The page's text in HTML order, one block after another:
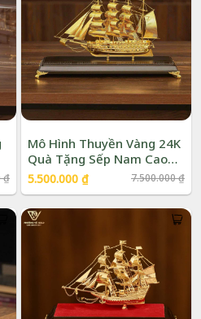
₫
Mô Hình Thuyền Vàng 24K
Quà Tặng Sếp Nam Cao
Cấp | Phượng Vũ Gold
7.500.000₫
Giá
gốc
là:
7.500.000 ₫.
5.500.000 ₫Giá
tại
là: